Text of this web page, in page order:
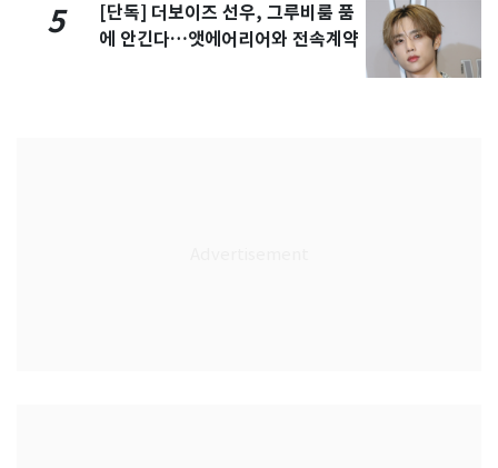
5
[단독] 더보이즈 선우, 그루비룸 품
에 안긴다…앳에어리어와 전속계약